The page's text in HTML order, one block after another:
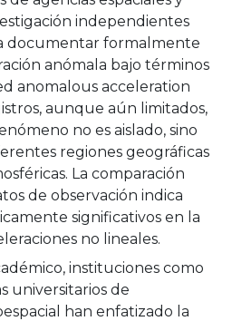
independientes
documentar formalmente
anómala bajo términos
anomalous acceleration
aunque aún limitados,
no es aislado, sino
regiones geográficas
La comparación
de observación indica
significativos en la
no lineales.
instituciones como
universitarios de
han enfatizado la